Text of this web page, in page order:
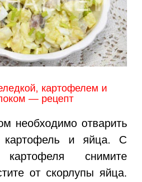
картофелем и
— рецепт
необходимо отварить
картофель и яйца. С
картофеля снимите
от скорлупы яйца.